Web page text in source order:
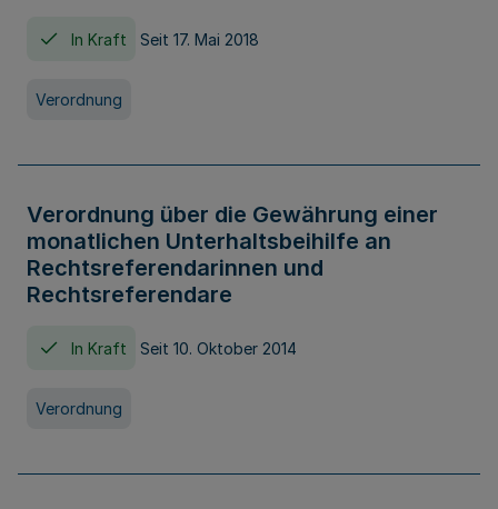
In Kraft Seit 17. Mai 2018
Verordnung
Verordnung über die Gewährung einer
monatlichen Unterhaltsbeihilfe an
Rechtsreferendarinnen und
Rechtsreferendare
In Kraft Seit 10. Oktober 2014
Verordnung